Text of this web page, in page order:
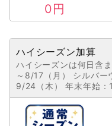
0円
ハイシーズン加算
ハイシーズンは何日含
～8/17（月） シルバー
9/24（木） 年末年始：